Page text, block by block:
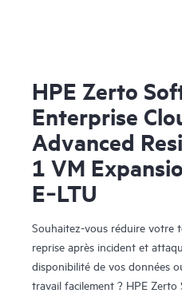
HPE Zerto
Enterprise
Advanced
1 VM
E‑LTU
Souhaitez-vous réduire votre
reprise après incident et
disponibilité de vos données
travail facilement ? HPE Zerto